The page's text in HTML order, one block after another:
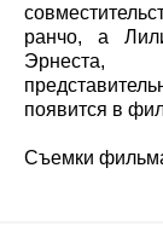
ранчо, а
Эрнеста,
появится в
Съемки